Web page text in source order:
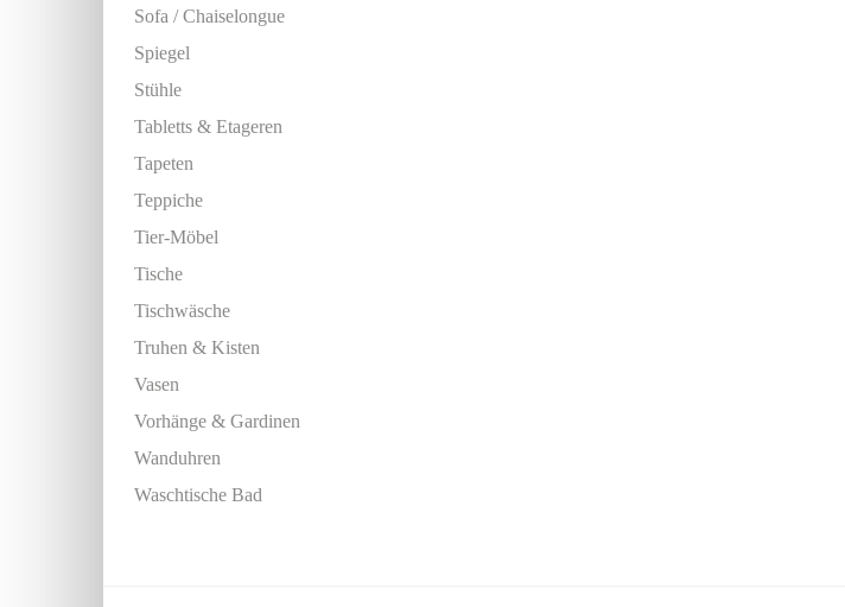
Sofa / Chaiselongue
Spiegel
Stühle
Tabletts & Etageren
Tapeten
Teppiche
Tier-Möbel
Tische
Tischwäsche
Truhen & Kisten
Vasen
Vorhänge & Gardinen
Wanduhren
Waschtische Bad